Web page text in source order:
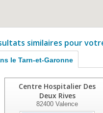
similaires pour
le Tarn-et-Garonne
Centre Hospitalier Des
Deux Rives
82400 Valence